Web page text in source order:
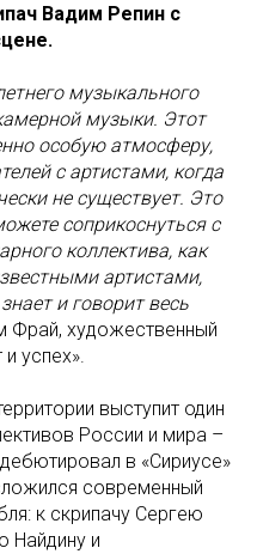
Вадим Репин c
музыкального
музыки. Этот
особую атмосферу,
с артистами, когда
не существует. Это
соприкоснуться с
коллектива, как
артистами,
и говорит весь
Фрай, художественный
успех».
выступит один
России и мира –
в «Сириусе»
современный
к скрипачу Сергею
Найдину и